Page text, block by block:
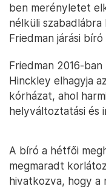
ben merényletet
nélküli
Friedman járási
Friedman 2016-
Hinckley elhagyja
kórházat, ahol
helyváltoztatási és
A bíró a hétfői
megmaradt
hivatkozva, hogy a